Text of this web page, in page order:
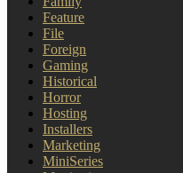
Feature
File
Foreign
Gaming
Historical
Horror
Hosting
Installers
Marketing
MiniSeries